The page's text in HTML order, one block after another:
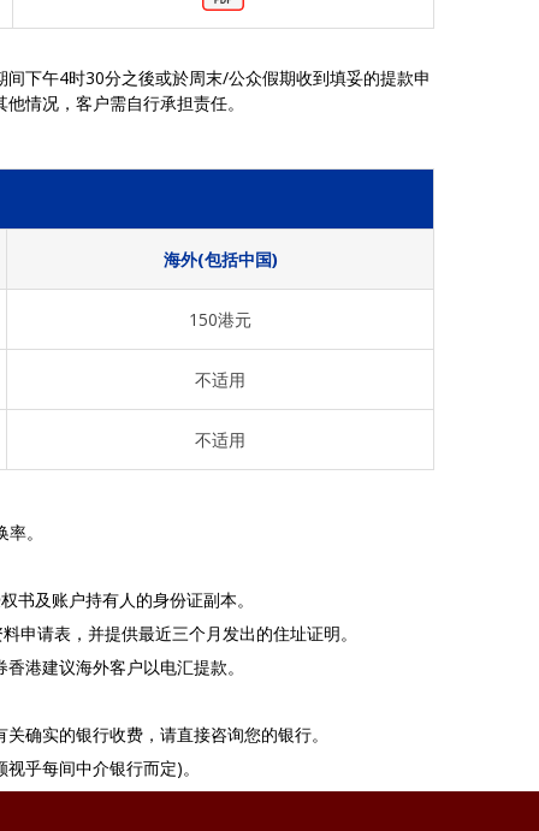
下午4时30分之後或於周末/公众假期收到填妥的提款申
情况，客户需自行承担责任。
海外(包括中国)
150港元
不适用
不适用
。
及账户持有人的身份证副本。
申请表，并提供最近三个月发出的住址证明。
港建议海外客户以电汇提款。
确实的银行收费，请直接咨询您的银行。
乎每间中介银行而定)。